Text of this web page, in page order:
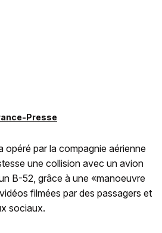
Presse
opéré par la compagnie aérienne
une collision avec un avion
B-52, grâce à une «manoeuvre
filmées par des passagers et
sociaux.